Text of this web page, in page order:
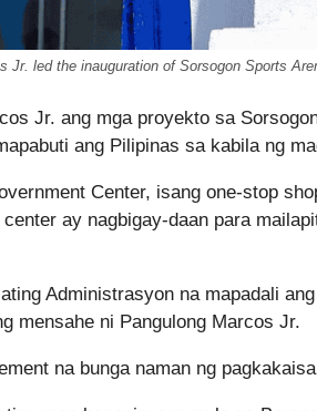
Jr. led the inauguration of Sorsogon Sports
Jr. ang mga proyekto sa
ang Pilipinas sa kabila ng
Center, isang one-stop
ay nagbigay-daan para
Administrasyon na mapadali
mensahe ni Pangulong Marcos Jr.
na bunga naman ng